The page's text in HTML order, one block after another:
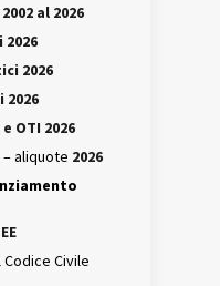
al 2026
2026
2026
e OTI 2026
– aliquote 2026
Codice Civile